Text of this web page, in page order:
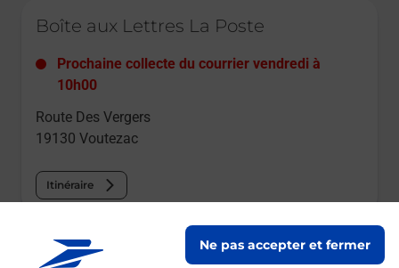
Ne pas accepter et fermer
Boîte aux Lettres La Poste
Prochaine collecte du courrier vendredi à
10h00
Route Des Vergers
19130 Voutezac
Itinéraire
Boîte aux Lettres La Poste
Le lien s'ouvre dans un nouvel onglet